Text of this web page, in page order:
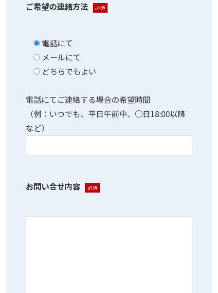
ご希望の連絡方法
必須
電話にて
メールにて
どちらでもよい
電話にてご連絡する場合の希望時間
（例：いつでも、平日午前中、○日18:00以降
など）
お問い合せ内容 必須